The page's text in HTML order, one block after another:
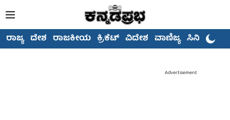
ರಾಜ್ಯ ದೇಶ ರಾಜಕೀಯ ಕ್ರಿಕೆಟ್ ವಿದೇಶ ವಾಣಿಜ್ಯ ಸಿನಿಮಾ
Advertisement